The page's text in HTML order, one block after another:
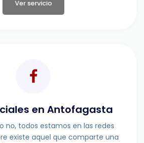
Ver servicio
en Antofagasta
no, todos estamos en las redes
existe aquel que comparte una